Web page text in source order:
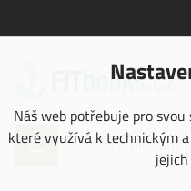
Náš web potřebuje pro
které využívá k technickým